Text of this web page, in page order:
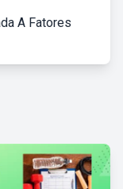
A Fatores